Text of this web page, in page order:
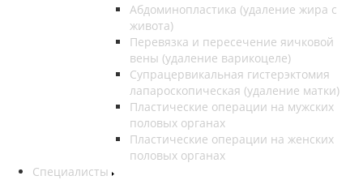
Абдоминопластика (удаление жира с
живота)
Перевязка и пересечение яичковой
вены (удаление варикоцеле)
Супрацервикальная гистерэктомия
лапароскопическая (удаление матки)
Пластические операции на мужских
половых органах
Пластические операции на женских
половых органах
Специалисты